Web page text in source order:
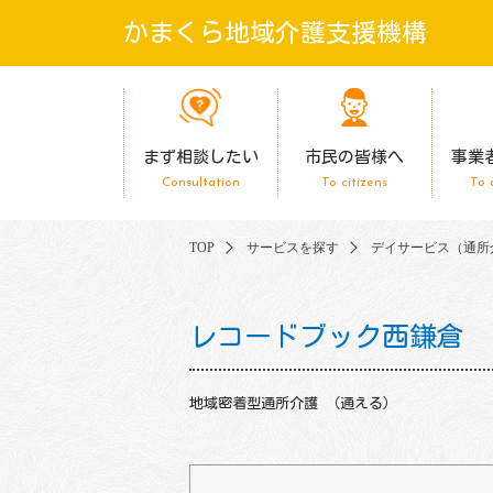
かまくら地域介護支援機構
まず相談したい
Consultation
市民の皆様へ
To citizens
事業
To
TOP サービスを探す デイサービス（通
レコードブック西鎌倉
地域密着型通所介護 （通える）